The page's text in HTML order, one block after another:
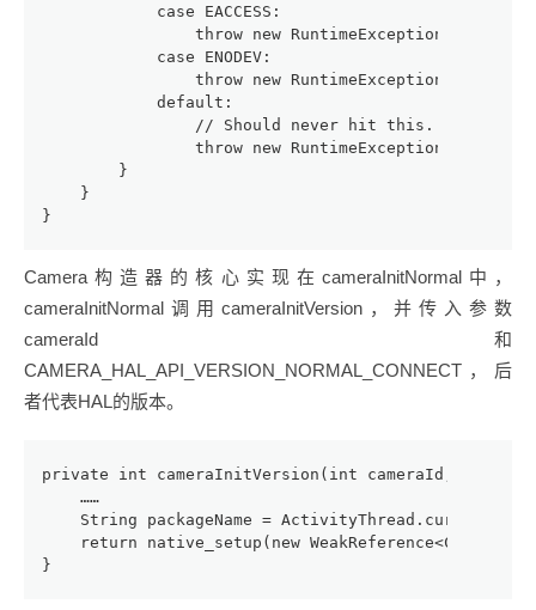
            case EACCESS:
throw new RuntimeException("Fail
            case ENODEV:
throw new RuntimeException("Camera
            default:
                // Should never hit this.
throw new
        }
    }
}
Camera构造器的核心实现在cameraInitNormal中，
cameraInitNormal调用cameraInitVersion，并传入参数
cameraId和
CAMERA_HAL_API_VERSION_NORMAL_CONNECT，后
者代表HAL的版本。
private int cameraInitVersion(int cameraId, int
    ……
String packageName =
return native_setup(new
}